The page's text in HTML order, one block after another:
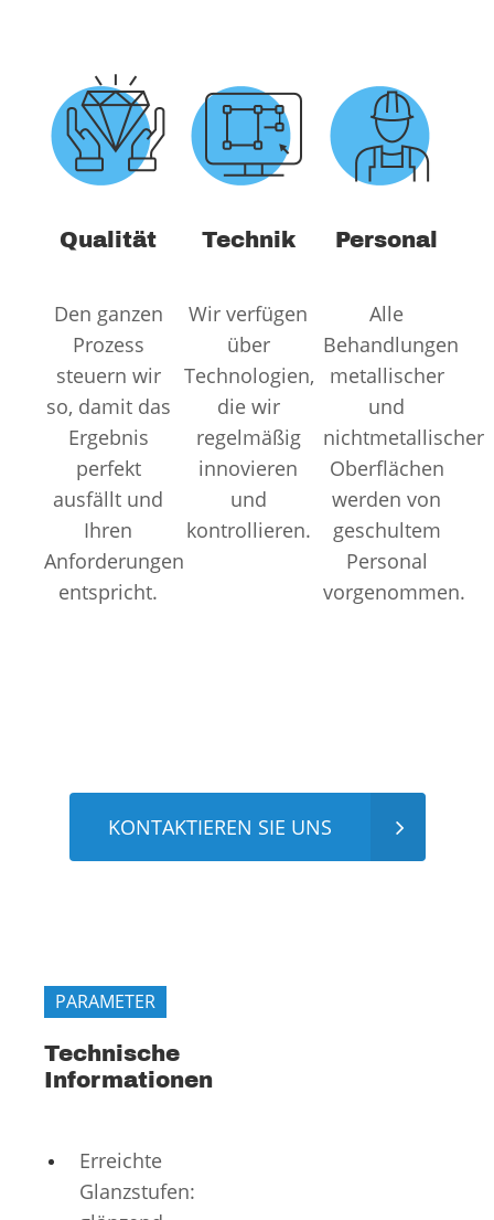
Qualität
Den ganzen
Prozess
steuern wir
so, damit das
Ergebnis
perfekt
ausfällt und
Ihren
Anforderungen
entspricht.
Technik
Wir verfügen
über
Technologien,
die wir
regelmäßig
innovieren
und
kontrollieren.
Personal
Alle
Behandlungen
metallischer
und
nichtmetallischer
Oberflächen
werden von
geschultem
Personal
vorgenommen.
KONTAKTIEREN SIE UNS
PARAMETER
Technische
Informationen
Erreichte
Glanzstufen: